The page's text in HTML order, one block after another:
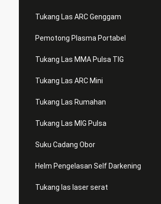
Tukang Las ARC Genggam
Pemotong Plasma Portabel
Tukang Las MMA Pulsa TIG
Tukang Las ARC Mini
Tukang Las Rumahan
Tukang Las MIG Pulsa
Suku Cadang Obor
Helm Pengelasan Self Darkening
Tukang las laser serat